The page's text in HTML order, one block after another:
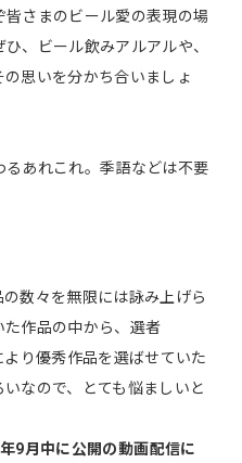
さまのビール愛の表現の場
、ビール飲みアルアルや、
思いを分かち合いましょ
あれこれ。季語などは不要
数々を無限には詠み上げら
作品の中から、選者
より優秀作品を選ばせていた
なので、とても悩ましいと
9月中に公開の動画配信に